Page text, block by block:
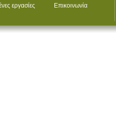
εργασίες
Επικοινωνία